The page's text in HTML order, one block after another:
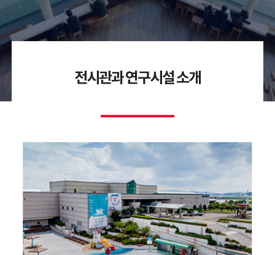
보도자료
입찰공고
수중유산 신고
인사말
역사
전망과 임무
조직
운영시설
전시관과 연구시설 소개